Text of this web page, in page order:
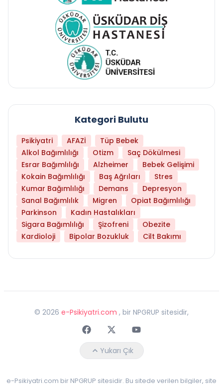
Kategori Bulutu
Psikiyatri AFAZİ
Tüp Bebek
Alkol Bağımlılığı
Otizm
Saç Dökülmesi
Esrar Bağımlılığı
Alzheimer
Bebek Gelişimi
Kokain Bağımlılığı
Baş Ağrıları
Stres
Kumar Bağımlılığı
Demans
Depresyon
Sanal Bağımlılık
Migren
Opiat Bağımlılığı
Parkinson
Kadın Hastalıkları
Sigara Bağımlılığı
Şizofreni
Obezite
Kardioloji
Bipolar Bozukluk Cilt Bakımı
© 2026 e-Psikiyatri.com , bir NPGRUP sitesidir,
FaceebokTwitterYoutube
Yukarı Çık
e-Psikiyatri.com bir NPGRUP sitesidir. Bu sitede verilen bilgiler, site